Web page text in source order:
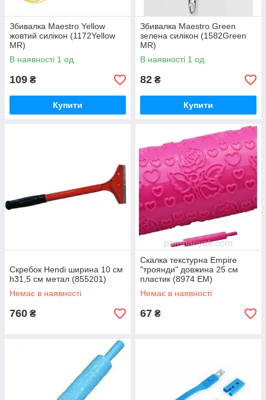
Збивалка Maestro Yellow
жовтий силікон (1172Yellow
MR)
В наявності 1 од.
109 ₴
Купити
Збивалка Maestro Green
зелена силікон (1582Green
MR)
В наявності 1 од.
82 ₴
Купити
Скребок Hendi ширина 10 см
h31,5 см метал (855201)
Немає в наявності
760 ₴
Скалка текстурна Empire
"троянди" довжина 25 см
пластик (8974 EM)
Немає в наявності
67 ₴